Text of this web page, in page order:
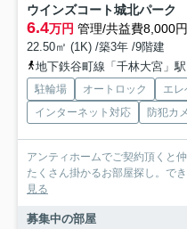
ウインズコート城北パーク
6.4万円 管理/共益費8,000円
22.50㎡ (1K) /築3年 /9階建
地下鉄谷町線「千林大宮」
駐輪場 オートロック エレ
インターネット対応
防犯カ
アンティホームでご契約頂くと
たくさん掛かるお部屋探し。で
見る
募集中の部屋